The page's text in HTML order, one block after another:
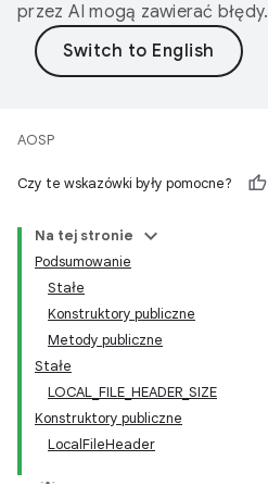
przez AI mogą zawierać błędy.
AOSP
Czy te wskazówki były pomocne?
Na tej stronie
Podsumowanie
Stałe
Konstruktory publiczne
Metody publiczne
Stałe
LOCAL_FILE_HEADER_SIZE
Konstruktory publiczne
LocalFileHeader